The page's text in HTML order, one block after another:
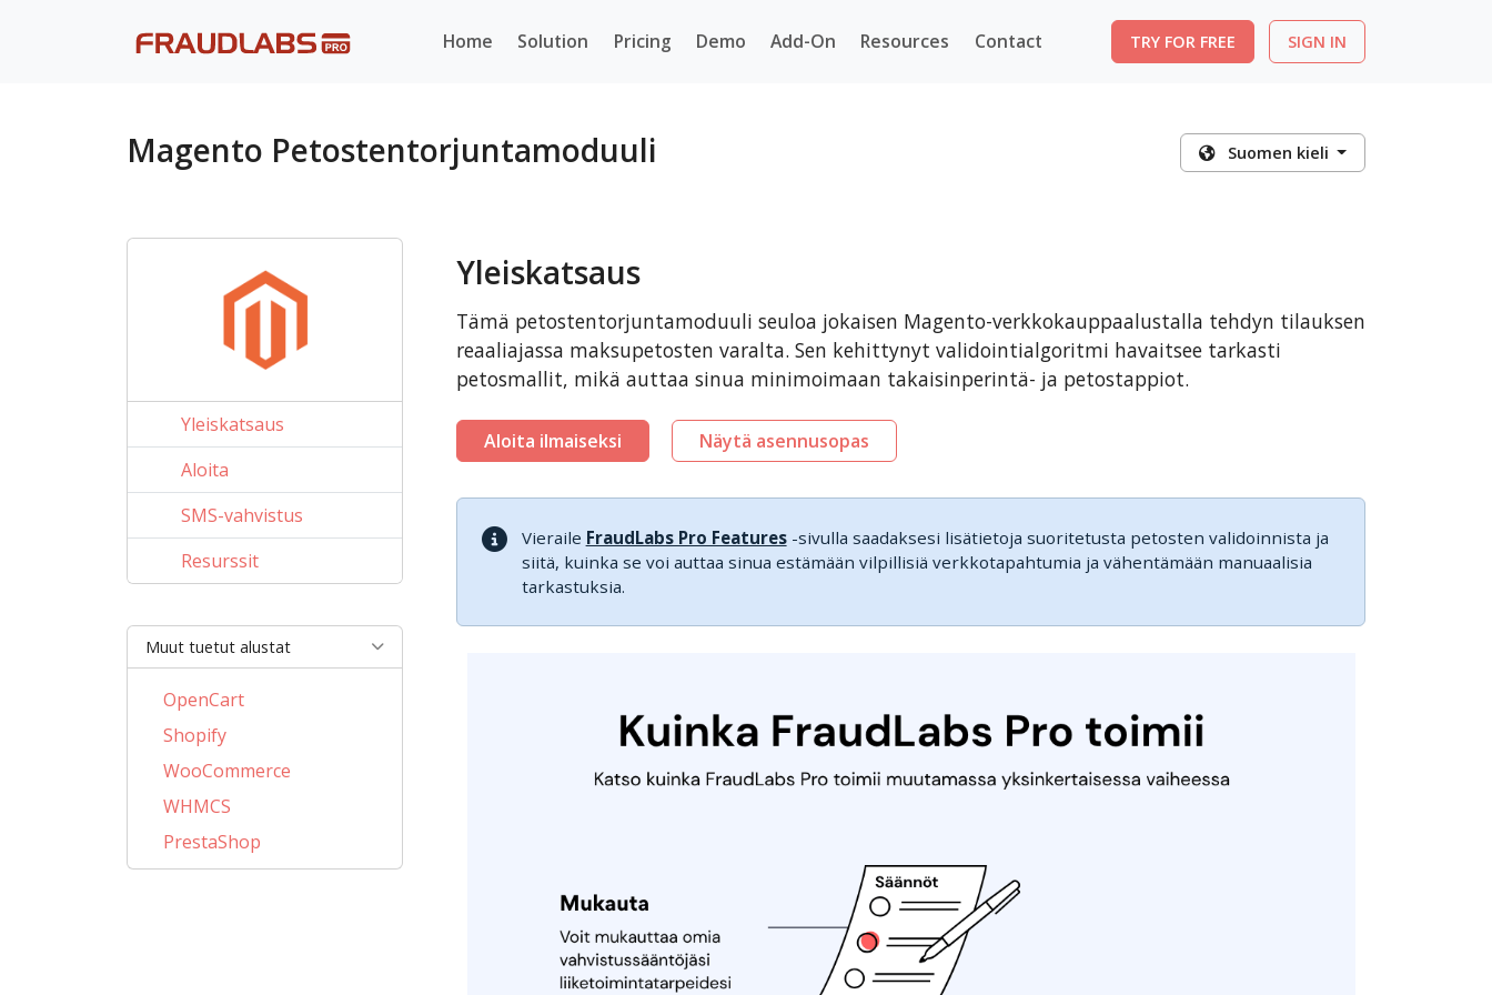
Home Solution Pricing Demo Add-On Resources Contact TRY FOR FREE SIGN IN
Magento Petostentorjuntamoduuli Suomen kieli
Yleiskatsaus
Aloita
SMS-vahvistus
Resurssit
Muut tuetut alustat
OpenCart
Shopify
WooCommerce
WHMCS
PrestaShop
BigCommerce
Yleiskatsaus
Tämä petostentorjuntamoduuli seuloa jokaisen Magento-verkkokauppaalustalla tehdyn tilauksen
reaaliajassa maksupetosten varalta. Sen kehittynyt validointialgoritmi havaitsee tarkasti
petosmallit, mikä auttaa sinua minimoimaan takaisinperintä- ja petostappiot.
Aloita ilmaiseksi Näytä asennusopas
Vieraile FraudLabs Pro Features-sivulla saadaksesi lisätietoja suoritetusta petosten validoinnista ja
siitä, kuinka se voi auttaa sinua estämään vilpillisiä verkkotapahtumia ja vähentämään manuaalisia
tarkastuksia.